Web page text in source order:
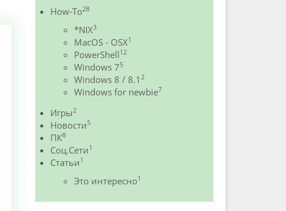
How-To28
*NIX3
MacOS - OSX1
PowerShell12
Windows 75
Windows 8 / 8.1 2
Windows for newbie7
Игры2
Новости5
ПК8
Соц.Сети1
Статьи1
Это интересно1